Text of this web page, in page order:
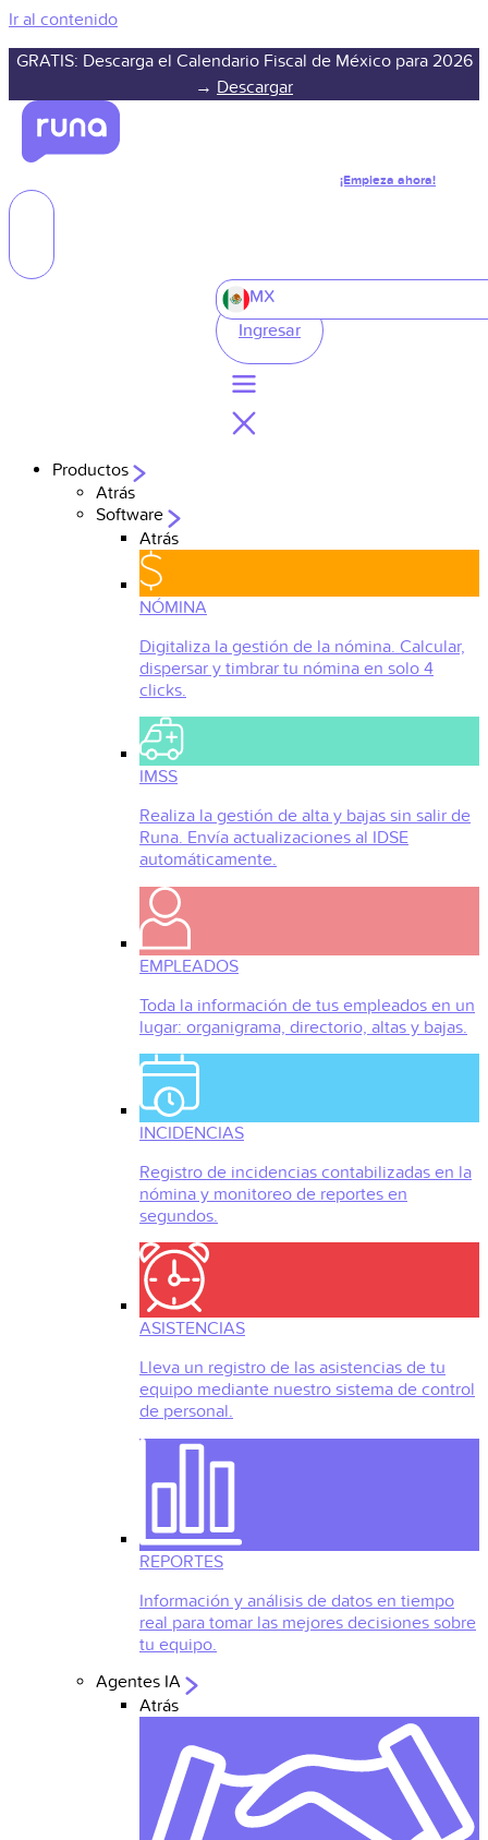
Ir al contenido
GRATIS: Descarga el Calendario Fiscal de México para 2026
→ Descargar
¡Empieza ahora!
MX
Ingresar
Productos
Atrás
Software
Atrás
NÓMINA
Digitaliza la gestión de la nómina. Calcular,
dispersar y timbrar tu nómina en solo 4
clicks.
IMSS
Realiza la gestión de alta y bajas sin salir de
Runa. Envía actualizaciones al IDSE
automáticamente.
EMPLEADOS
Toda la información de tus empleados en un
lugar: organigrama, directorio, altas y bajas.
INCIDENCIAS
Registro de incidencias contabilizadas en la
nómina y monitoreo de reportes en
segundos.
ASISTENCIAS
Lleva un registro de las asistencias de tu
equipo mediante nuestro sistema de control
de personal.
REPORTES
Información y análisis de datos en tiempo
real para tomar las mejores decisiones sobre
tu equipo.
Agentes IA
Atrás